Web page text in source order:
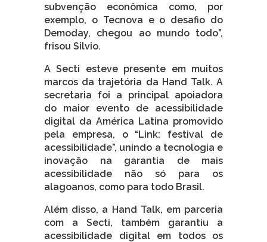
subvenção econômica como, por
exemplo, o Tecnova e o desafio do
Demoday, chegou ao mundo todo”,
frisou Silvio.
A Secti esteve presente em muitos
marcos da trajetória da Hand Talk. A
secretaria foi a principal apoiadora
do maior evento de acessibilidade
digital da América Latina promovido
pela empresa, o “Link: festival de
acessibilidade”, unindo a tecnologia e
inovação na garantia de mais
acessibilidade não só para os
alagoanos, como para todo Brasil.
Além disso, a Hand Talk, em parceria
com a Secti, também garantiu a
acessibilidade digital em todos os